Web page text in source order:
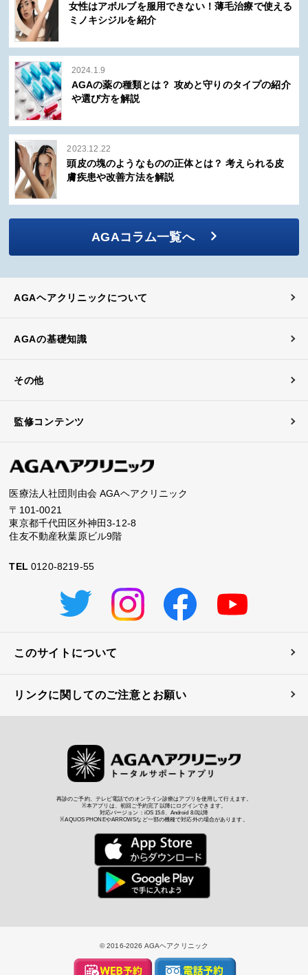
女性はアボルブを服用できない！薄毛治療で使える
ミノキシジルを紹介
2024.1.9
AGAの薬の種類とは？ 攻めと守りのタイプの紹介
や選び方を解説
2023.12.22
頭皮の塊のようなものの正体とは？ 考えられる皮
膚疾患や改善方法を解説
AGAコラム一覧へ
AGAヘアクリニックについて
AGAの基礎知識
その他
監修コンテンツ
医療法人社団則由会 AGAヘアクリニック
〒101-0021
東京都千代田区外神田3-12-8
住友不動産秋葉原ビル9階
TEL0120-8219-55
このサイトについて
リンクに関してのご注意とお願い
再診のご予約、テレビ電話でのオンライン診療はアプリを使用して行えます。
※本アプリは、初回ご予約完了以降にログインできます。
対応バージョン：iOS 15.6、Android 8.0以降
※AQUOS PHONEやARROWSなど一部の機種で対応外の場合があります。
© 2016-2026 AGAヘアクリニック